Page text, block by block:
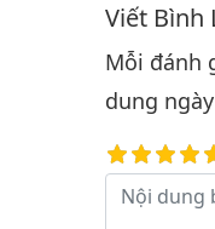
Bình
Viết Bình
Mỗi đánh
dung
Nội dung